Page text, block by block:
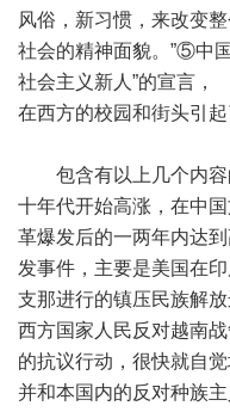
风俗，新习惯，来改变
社会的精神面貌。”⑤中
社会主义新人”的宣言，
在西方的校园和街头引起
包含有以上几个内容
十年代开始高涨，在中国
革爆发后的一两年内达
发事件，主要是美国在
支那进行的镇压民族解
西方国家人民反对越南
的抗议行动，很快就自
并和本国内的反对种族主